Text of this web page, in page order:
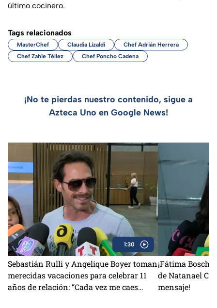
último cocinero.
Tags relacionados
MasterChef Claudia Lizaldi
Chef Adrián Herrera
Chef Zahie Téllez
Chef Poncho Cadena
¡No te pierdas nuestro contenido, sigue a
Azteca Uno en Google News!
1:30
Sebastián Rulli y Angelique Boyer toman
merecidas vacaciones para celebrar 11
años de relación: “Cada vez me caes
¡Fátima Bosch
de Natanael
mensaje!